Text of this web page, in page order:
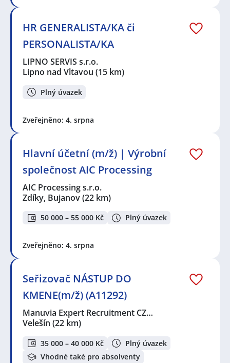
HR GENERALISTA/KA či
PERSONALISTA/KA
LIPNO SERVIS s.r.o.
Lipno nad Vltavou (15 km)
Plný úvazek
Zveřejněno: 4. srpna
Hlavní účetní (m/ž) | Výrobní
společnost AIC Processing
AIC Processing s.r.o.
Zdíky, Bujanov(22 km)
50 000 – 55 000 Kč Plný úvazek
Zveřejněno: 4. srpna
Seřizovač NÁSTUP DO
KMENE(m/ž) (A11292)
Manuvia Expert Recruitment CZ…
Velešín (22 km)
35 000 – 40 000 Kč
Plný úvazek
Vhodné také pro absolventy